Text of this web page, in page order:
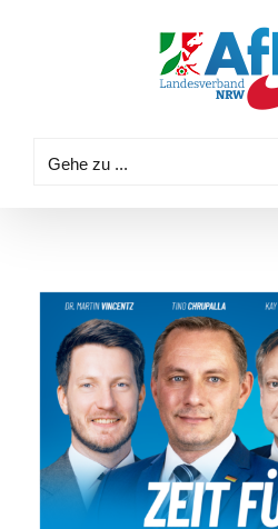
Gehe zu ...